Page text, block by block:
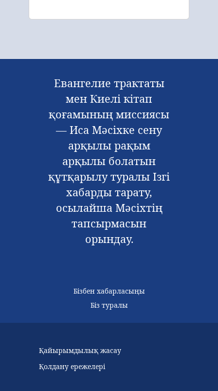
Евангелие трактаты
мен Киелі кітап
қоғамының миссиясы
— Иса Мәсіхке сену
арқылы рақым
арқылы болатын
құтқарылу туралы Ізгі
хабарды тарату,
осылайша Мәсіхтің
тапсырмасын
орындау.
Бізбен хабарласыңы
Біз туралы
Қайырымдылық жасау
Қолдану ережелері